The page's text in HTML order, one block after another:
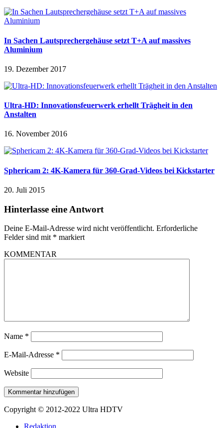
In Sachen Lautsprechergehäuse setzt T+A auf massives
Aluminium
19. Dezember 2017
Ultra-HD: Innovationsfeuerwerk erhellt Trägheit in den
Anstalten
16. November 2016
Sphericam 2: 4K-Kamera für 360-Grad-Videos bei Kickstarter
20. Juli 2015
Hinterlasse eine Antwort
Deine E-Mail-Adresse wird nicht veröffentlicht. Erforderliche
Felder sind mit * markiert
KOMMENTAR
Name *
E-Mail-Adresse *
Website
Copyright © 2012-2022 Ultra HDTV